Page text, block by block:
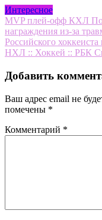
Интересное
Навигация
по
записям
MVP плей-офф КХЛ
награждения из-за
Российского
НХЛ :: Хоккей :: РБК
Добавить
Ваш адрес email не
помечены *
Комментарий *